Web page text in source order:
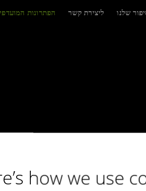
שלנו ליצירת קשר הפתרונות
how we use